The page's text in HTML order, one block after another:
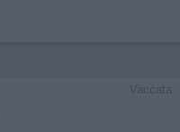
Vaccata